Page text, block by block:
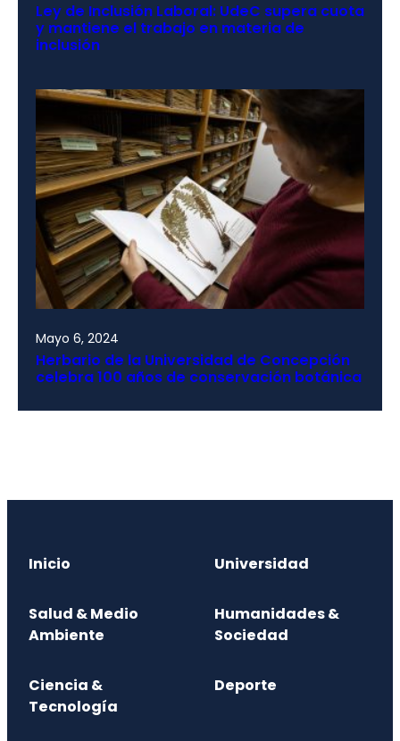
Ley de Inclusión Laboral: UdeC supera cuota
y mantiene el trabajo en materia de
inclusión
Mayo 6, 2024
Herbario de la Universidad de Concepción
celebra 100 años de conservación botánica
Inicio Universidad
Salud & Medio
Ambiente
Humanidades &
Sociedad
Ciencia &
Tecnología
Deporte